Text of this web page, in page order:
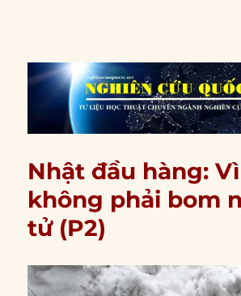
Nhật đầu hàng:
không phải bom
tử (P2)